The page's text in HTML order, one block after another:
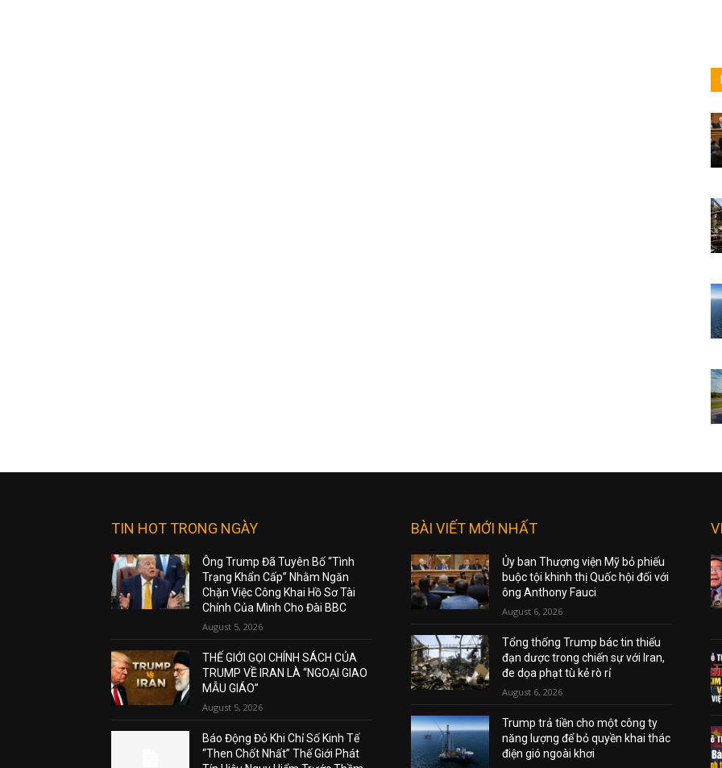
TIN HOT TRONG NGÀY
Ông Trump Đã Tuyên Bố “Tình
Trạng Khẩn Cấp” Nhằm Ngăn
Chặn Việc Công Khai Hồ Sơ Tài
Chính Của Mình Cho Đài BBC
August 5, 2026
THẾ GIỚI GỌI CHÍNH SÁCH CỦA
TRUMP VỀ IRAN LÀ “NGOẠI GIAO
MẪU GIÁO”
August 5, 2026
Báo Động Đỏ Khi Chỉ Số Kinh Tế
“Then Chốt Nhất” Thế Giới Phát
BÀI VIẾT MỚI NHẤT
Ủy ban Thượng viện Mỹ bỏ phiếu
buộc tội khinh thị Quốc hội đối với
ông Anthony Fauci
August 6, 2026
Tổng thống Trump bác tin thiếu
đạn dược trong chiến sự với Iran,
đe dọa phạt tù kẻ rò rỉ
August 6, 2026
Trump trả tiền cho một công ty
năng lượng để bỏ quyền khai thác
điện gió ngoài khơi